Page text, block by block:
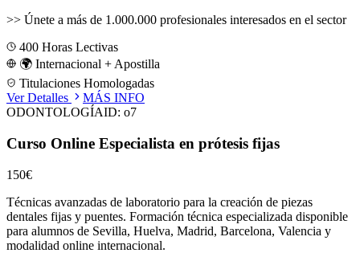
>> Únete a más de 1.000.000 profesionales interesados en el sector
400 Horas Lectivas
🌍 Internacional + Apostilla
Titulaciones Homologadas
Ver Detalles
MÁS INFO
ODONTOLOGÍAID: o7
Curso Online Especialista en prótesis fijas
150€
Técnicas avanzadas de laboratorio para la creación de piezas
dentales fijas y puentes. Formación técnica especializada disponible
para alumnos de Sevilla, Huelva, Madrid, Barcelona, Valencia y
modalidad online internacional.